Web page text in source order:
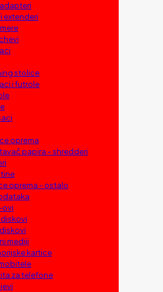
extenderi
stolice
i futrole
oprema
papira – shredderi
oprema – ostalo
ovi
diskovi
mediji
kartice
za telefone